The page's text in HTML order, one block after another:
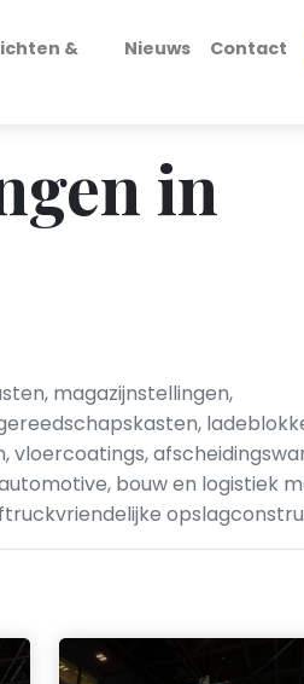
&
Nieuws Contact
in
magazijnstellingen,
bouw en logistiek